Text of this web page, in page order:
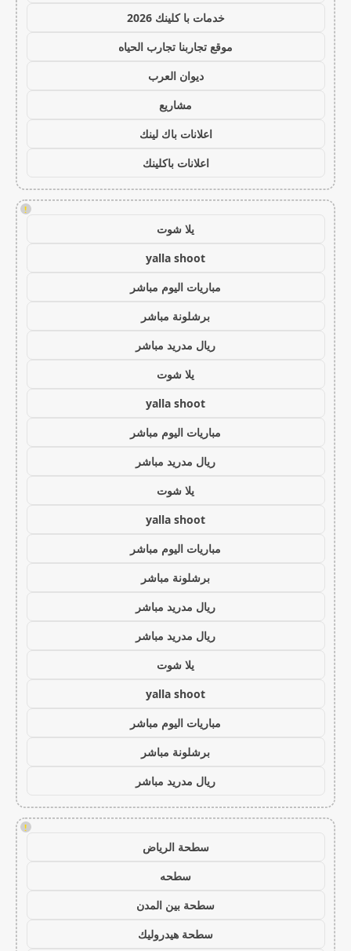
خدمات با كلينك 2026
موقع تجاربنا تجارب الحياه
ديوان العرب
مشاريع
اعلانات باك لينك
اعلانات باكلينك
!
يلا شوت
yalla shoot
مباريات اليوم مباشر
برشلونة مباشر
ريال مدريد مباشر
يلا شوت
yalla shoot
مباريات اليوم مباشر
ريال مدريد مباشر
يلا شوت
yalla shoot
مباريات اليوم مباشر
برشلونة مباشر
ريال مدريد مباشر
ريال مدريد مباشر
يلا شوت
yalla shoot
مباريات اليوم مباشر
برشلونة مباشر
ريال مدريد مباشر
!
سطحة الرياض
سطحه
سطحة بين المدن
سطحة هيدروليك